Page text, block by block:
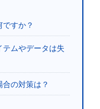
すか？
ムやデータは失
の対策は？